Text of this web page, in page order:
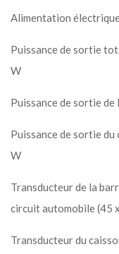
Alimentation
Puissance de sortie
W
Puissance de sortie de
Puissance de sortie du
W
Transducteur de la
circuit automobile (45
Transducteur du